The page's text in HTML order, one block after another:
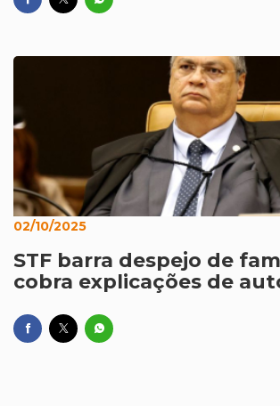
02/10/2025
STF barra despejo de
cobra explicações de